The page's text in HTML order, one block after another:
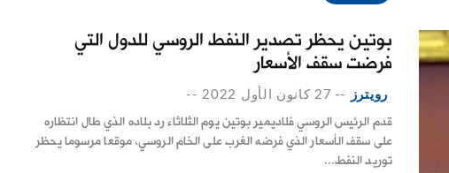
بوتين يحظر تصدير النفط الروسي للدول التي
فرضت سقف الأسعار
رويترز -- 27 كانون الأول 2022 --
قدم الرئيس الروسي فلاديمير بوتين يوم الثلاثاء رد بلاده الذي طال انتظاره
على سقف الأسعار الذي فرضه الغرب على الخام الروسي، موقعا مرسوما يحظر
توريد النفط...